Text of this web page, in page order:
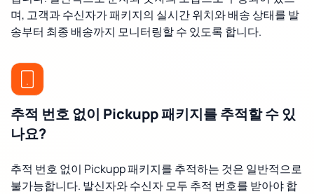
며, 고객과 수신자가 패키지의 실시간 위치와 배송 상태를 발
송부터 최종 배송까지 모니터링할 수 있도록 합니다.
추적 번호 없이 Pickupp 패키지를 추적할 수 있
나요?
추적 번호 없이 Pickupp 패키지를 추적하는 것은 일반적으로
불가능합니다. 발신자와 수신자 모두 추적 번호를 받아야 합